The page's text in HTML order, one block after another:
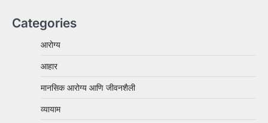
Categories
आरोग्य
आहार
मानसिक आरोग्य आणि जीवनशैली
व्यायाम